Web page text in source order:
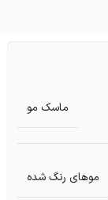
ماسک مو
موهای رنگ شده